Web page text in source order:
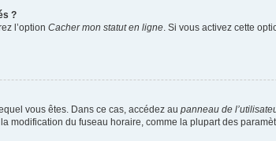
?
l’option Cacher mon statut en ligne . Si vous activez cette
vous êtes. Dans ce cas, accédez au panneau de
modification du fuseau horaire, comme la plupart des